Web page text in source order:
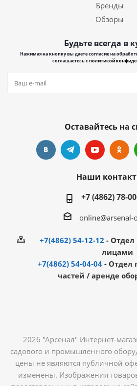
Бренды
Обзоры
Будьте всегда в
Нажимая на кнопку вы даете согласие на
соглашаетесь сполитикой
Оставайтесь на
Наши
+7 (4862) 78-
online@arsenal-
+7(4862) 54-12-12 - Отдел
лицами
+7(4862) 54-04-04 - Отдел
частей / аренде
2026 "Арсенал" Интернет-
садового и промышленного
цены не являются публичной
изменены. Изображения